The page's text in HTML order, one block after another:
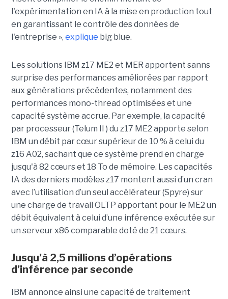
l'expérimentation en IA à la mise en production tout
en garantissant le contrôle des données de
l'entreprise », explique big blue.
Les solutions IBM z17 ME2 et MER apportent sanns
surprise des performances améliorées par rapport
aux générations précédentes, notamment des
performances mono-thread optimisées et une
capacité système accrue. Par exemple, la capacité
par processeur (Telum II ) du z17 ME2 apporte selon
IBM un débit par cœur supérieur de 10 % à celui du
z16 A02, sachant que ce système prend en charge
jusqu'à 82 cœurs et 18 To de mémoire. Les capacités
IA des derniers modèles z17 montent aussi d’un cran
avec l’utilisation d’un seul accélérateur (Spyre) sur
une charge de travail OLTP apportant pour le ME2 un
débit équivalent à celui d’une inférence exécutée sur
un serveur x86 comparable doté de 21 cœurs.
Jusqu’à 2,5 millions d’opérations
d’inférence par seconde
IBM annonce ainsi une capacité de traitement